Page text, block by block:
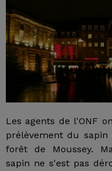
Les agents de l'ONF
prélèvement du
forêt de Moussey.
sapin ne s'est pas